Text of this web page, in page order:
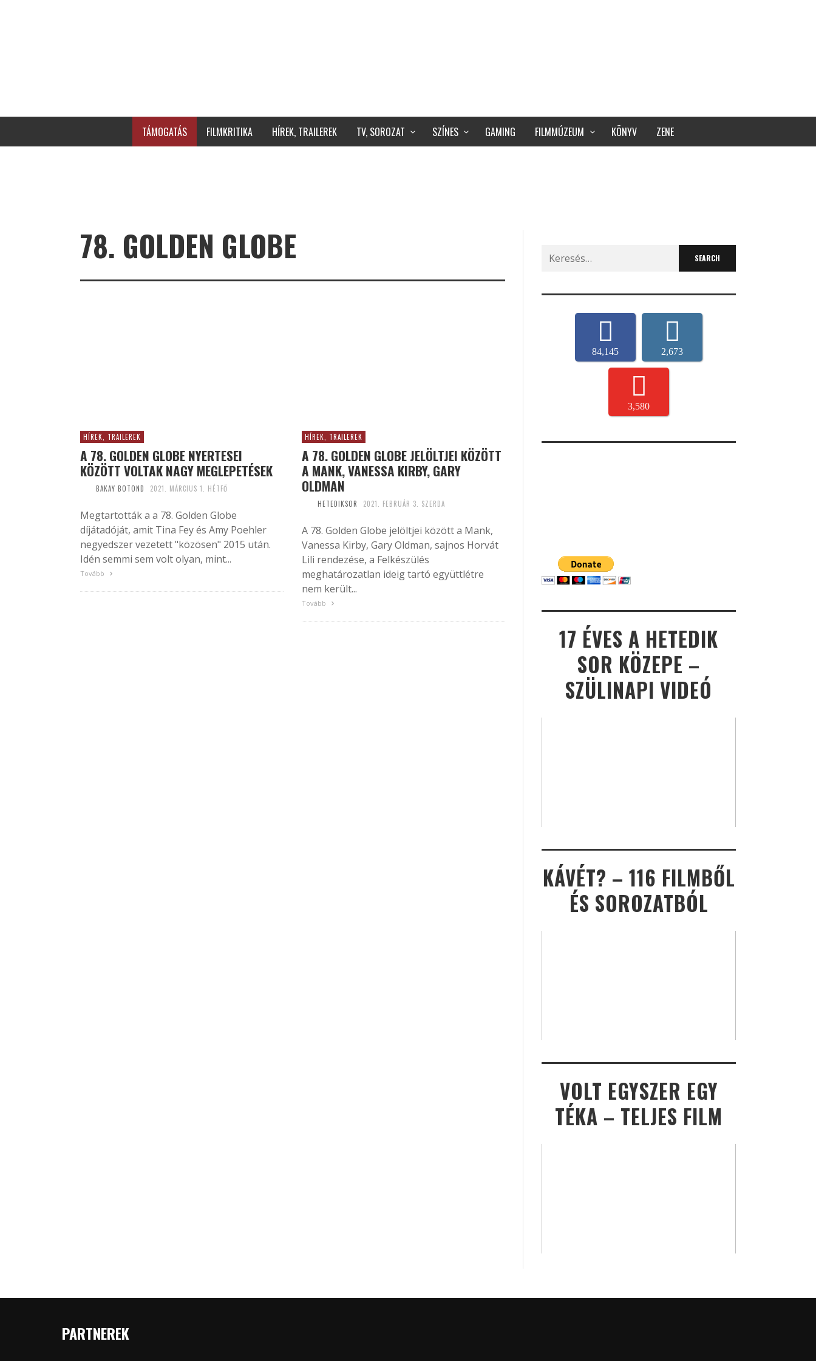
TÁMOGATÁS FILMKRITIKA HÍREK, TRAILEREK TV, SOROZAT SZÍNES GAMING FILMMÚZEUM KÖNYV ZENE
78. GOLDEN GLOBE
HÍREK, TRAILEREK
A 78. GOLDEN GLOBE NYERTESEI
KÖZÖTT VOLTAK NAGY MEGLEPETÉSEK
BAKAY BOTOND 2021. MÁRCIUS 1. HÉTFŐ
Megtartották a a 78. Golden Globe
díjátadóját, amit Tina Fey és Amy Poehler
negyedszer vezetett "közösen" 2015 után.
Idén semmi sem volt olyan, mint...
Tovább
HÍREK, TRAILEREK
A 78. GOLDEN GLOBE JELÖLTJEI KÖZÖTT
A MANK, VANESSA KIRBY, GARY
OLDMAN
HETEDIKSOR 2021. FEBRUÁR 3. SZERDA
A 78. Golden Globe jelöltjei között a Mank,
Vanessa Kirby, Gary Oldman, sajnos Horvát
Lili rendezése, a Felkészülés
meghatározatlan ideig tartó együttlétre
nem került...
Tovább
Search
for:
84,145 2,673
3,580
17 ÉVES A HETEDIK
SOR KÖZEPE –
SZÜLINAPI VIDEÓ
KÁVÉT? – 116 FILMBŐL
ÉS SOROZATBÓL
VOLT EGYSZER EGY
TÉKA – TELJES FILM
PARTNEREK